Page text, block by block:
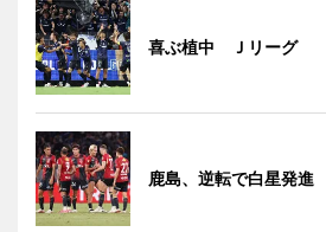
喜ぶ植中 Ｊリーグ
鹿島、逆転で白星発